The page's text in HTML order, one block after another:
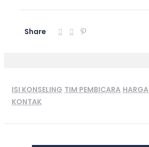
Share
ISI KONSELING TIM PEMBICARA HARGA
KONTAK